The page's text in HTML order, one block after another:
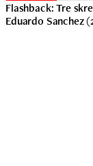
Flashback:Tre
Eduardo Sanchez